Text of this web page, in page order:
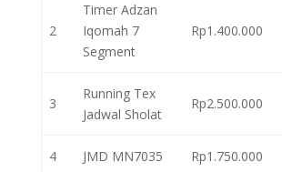
2
Timer Adzan
Iqomah 7
Segment
Rp1.400.000
3
Running Tex
Jadwal Sholat
Rp2.500.000
4 JMD MN7035 Rp1.750.000